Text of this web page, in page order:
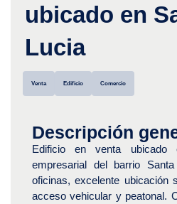
ubicado en
Lucia
Venta Edificio Comercio
Descripción
Edificio en venta ubicado
empresarial del barrio
oficinas, excelente ubicación
acceso vehicular y peatonal.